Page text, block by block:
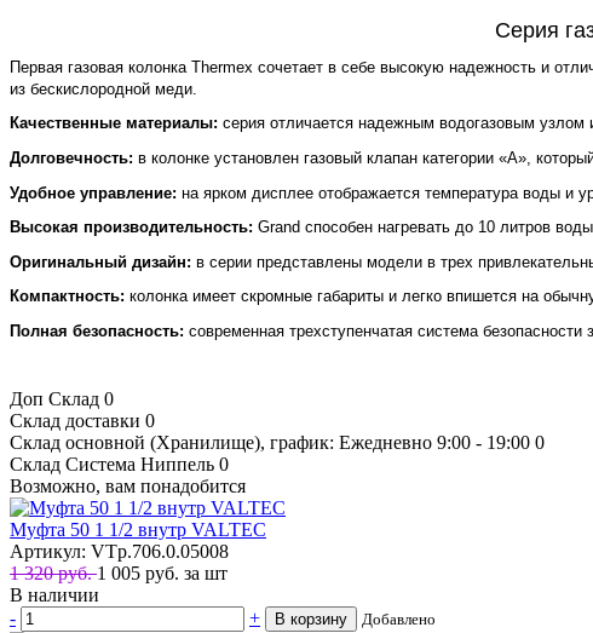
Серия
Первая газовая колонка Thermex сочетает в себе высокую надежность и
из бескислородной меди.
Качественные материалы: серия отличается надежным водогазовым
Долговечность: в колонке установлен газовый клапан категории «А»,
Удобное управление: на ярком дисплее отображается температура воды и
Высокая производительность: Grand способен нагревать до 10 литров
Оригинальный дизайн: в серии представлены модели в трех
Компактность: колонка имеет скромные габариты и легко впишется на
Полная безопасность: современная трехступенчатая система
Доп Склад 0
Склад доставки 0
Склад основной (Хранилище), график: Ежедневно 9:00 - 19:00 0
Склад Система Ниппель 0
Возможно, вам понадобится
Муфта 50 1 1/2 внутр VALTEC
Артикул: VTp.706.0.05008
1 320 руб.1 005 руб. за шт
В наличии
-
+ В корзину Добавлено